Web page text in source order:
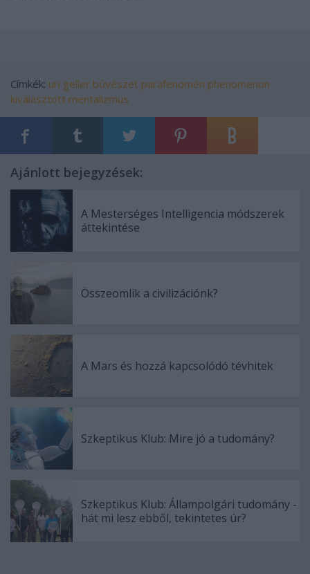
Címkék: uri geller bűvészet parafenomén phenomenon
kiválasztott mentalizmus
Ajánlott bejegyzések:
A Mesterséges Intelligencia módszerek
áttekintése
Összeomlik a civilizációnk?
A Mars és hozzá kapcsolódó tévhitek
Szkeptikus Klub: Mire jó a tudomány?
Szkeptikus Klub: Állampolgári tudomány -
hát mi lesz ebből, tekintetes úr?